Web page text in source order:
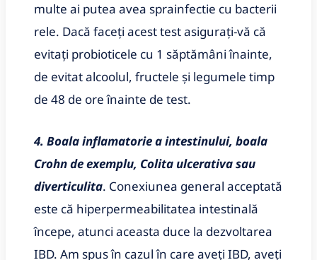
multe ai putea avea sprainfectie cu bacterii
rele. Dacă faceți acest test asigurați-vă că
evitați probioticele cu 1 săptămâni înainte,
de evitat alcoolul, fructele și legumele timp
de 48 de ore înainte de test.
4. Boala inflamatorie a intestinului, boala
Crohn de exemplu, Colita ulcerativa sau
diverticulita. Conexiunea general acceptată
este că hiperpermeabilitatea intestinală
începe, atunci aceasta duce la dezvoltarea
IBD. Am spus în cazul în care aveți IBD, aveți